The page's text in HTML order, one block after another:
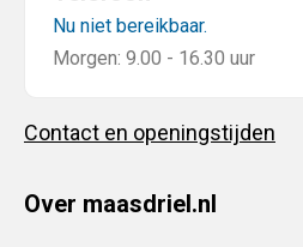
Nu niet bereikbaar.
Morgen: 9.00 - 16.30 uur
Contact en openingstijden
Over maasdriel.nl